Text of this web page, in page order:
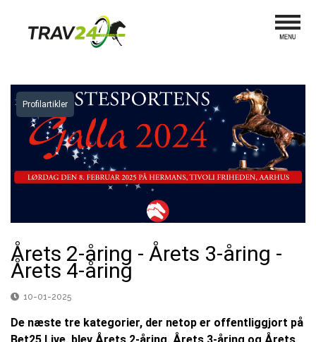
Profilartikler
Årets 2-åring - Årets 3-åring -
Årets 4-åring
10-01-2025
De næste tre kategorier, der netop er offentliggjort på